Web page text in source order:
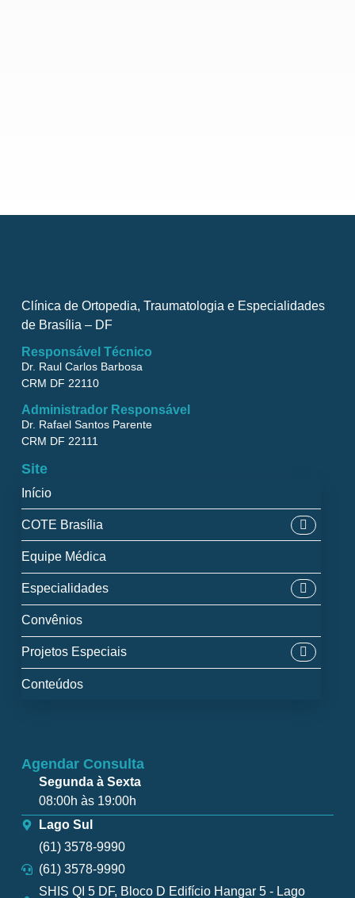
Clínica de Ortopedia, Traumatologia e Especialidades
de Brasília – DF
Responsável Técnico
Dr. Raul Carlos Barbosa
CRM DF 22110
Administrador Responsável
Dr. Rafael Santos Parente
CRM DF 22111
Site
Início
COTE Brasília
Equipe Médica
Especialidades
Convênios
Projetos Especiais
Conteúdos
Agendar Consulta
Segunda à Sexta
08:00h às 19:00h
Lago Sul
(61) 3578-9990
(61) 3578-9990
SHIS QI 5 DF, Bloco D Edifício Hangar 5 - Lago